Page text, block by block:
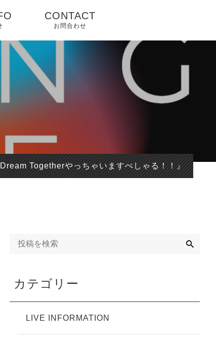
CONTACT
お問合わせ
Togetherやっちゃいますぺしゃる！！』
カテゴリー
LIVE INFORMATION